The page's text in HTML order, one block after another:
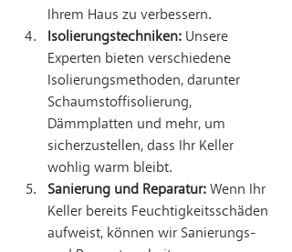
Ihrem Haus zu verbessern.
Isolierungstechniken: Unsere
Experten bieten verschiedene
Isolierungsmethoden, darunter
Schaumstoffisolierung,
Dämmplatten und mehr, um
sicherzustellen, dass Ihr Keller
wohlig warm bleibt.
Sanierung und Reparatur: Wenn Ihr
Keller bereits Feuchtigkeitsschäden
aufweist, können wir Sanierungs-